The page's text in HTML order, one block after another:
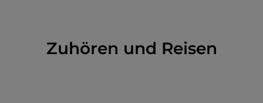
Zuhören und Reisen